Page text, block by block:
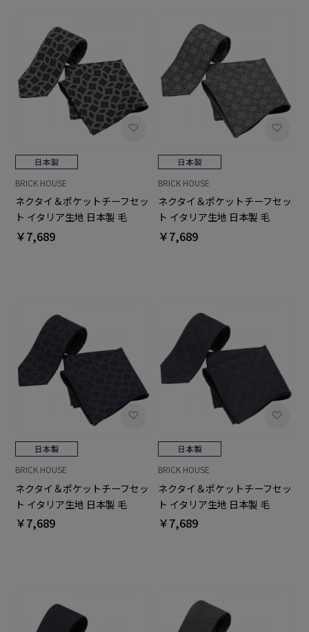
BRICK HOUSE
ネクタイ＆ポケットチーフセッ
ト イタリア生地 日本製 毛
100% カノニコ ビジネス フォ
￥7,689
BRICK HOUSE
ネクタイ＆ポケットチーフセッ
ト イタリア生地 日本製 毛
100% カノニコ ビジネス フォ
￥7,689
BRICK HOUSE
ネクタイ＆ポケットチーフセッ
ト イタリア生地 日本製 毛
100% カノニコ ビジネス フォ
￥7,689
BRICK HOUSE
ネクタイ＆ポケットチーフセッ
ト イタリア生地 日本製 毛
100% カノニコ ビジネス フォ
￥7,689